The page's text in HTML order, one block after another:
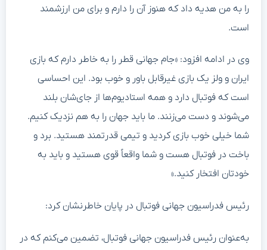
را به من هدیه داد که هنوز آن را دارم و برای من ارزشمند
است.
وی در ادامه افزود: «جام جهانی قطر را به خاطر دارم که بازی
ایران و ولز یک بازی غیرقابل باور و خوب بود. این احساسی
است که فوتبال دارد و همه استادیوم‌ها از جای‌شان بلند
می‌شوند و دست می‌زنند. ما باید جهان را به هم نزدیک کنیم.
شما خیلی خوب بازی کردید و تیمی قدرتمند هستید. برد و
باخت در فوتبال هست و شما واقعاً قوی هستید و باید به
خودتان افتخار کنید.»
رئیس فدراسیون جهانی فوتبال در پایان خاطرنشان کرد:
به‌عنوان رئیس فدراسیون جهانی فوتبال، تضمین می‌کنم که در